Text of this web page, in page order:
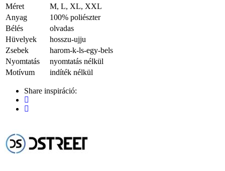
Méret
M, L, XL, XXL
Anyag
100% poliészter
Bélés
olvadas
Hüvelyek
hosszu-ujju
Zsebek
harom-k-ls-egy-bels
Nyomtatás
nyomtatás nélkül
Motívum
indíték nélkül
Share inspiráció: